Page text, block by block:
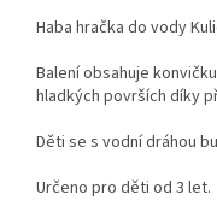
Haba hračka do vody
Balení obsahuje
hladkých površích díky
Děti se s vodní dráhou
Určeno pro děti od 3 let.